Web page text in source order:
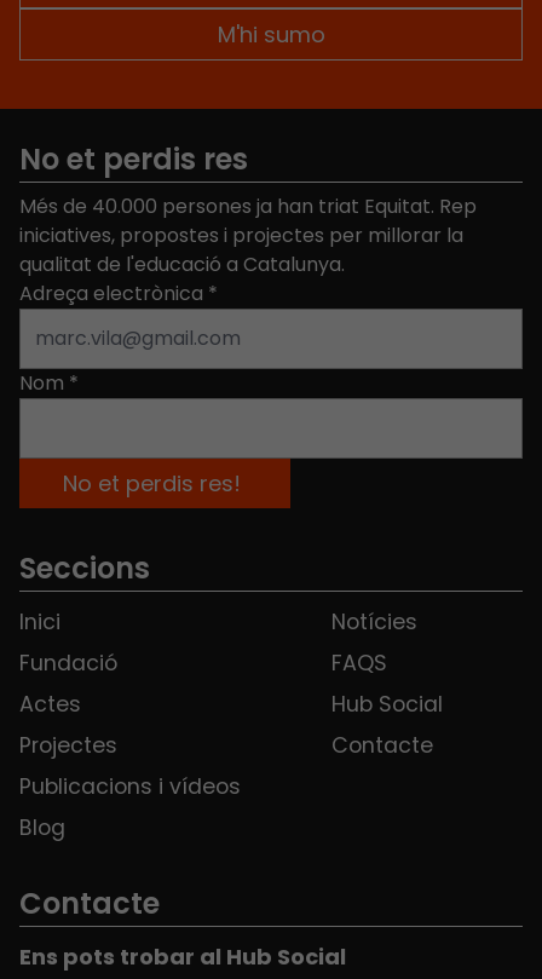
No et perdis res
Més de 40.000 persones ja han triat Equitat. Rep
iniciatives, propostes i projectes per millorar la
qualitat de l'educació a Catalunya.
Adreça electrònica *
Nom *
Seccions
Inici
Fundació
Actes
Projectes
Publicacions i vídeos
Blog
Notícies
FAQS
Hub Social
Contacte
Contacte
Ens pots trobar al Hub Social